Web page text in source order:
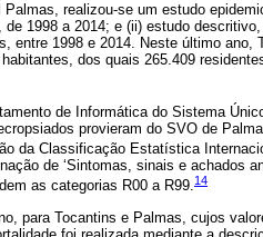
realizou-se um estudo
1998 a 2014; e (ii) estudo
entre 1998 e 2014. Neste último ano,
dos quais 265.409
de Informática do Sistema
provieram do SVO de
da Classificação Estatística
de ‘Sintomas, sinais e achados
as categorias R00 a R99.14
para Tocantins e Palmas, cujos